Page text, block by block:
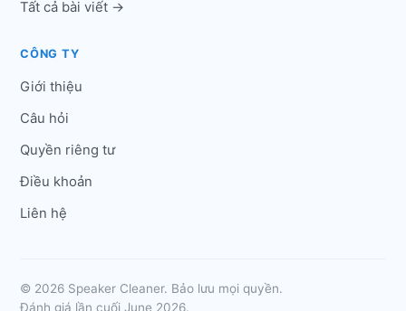
Tất cả bài viết →
CÔNG TY
Giới thiệu
Câu hỏi
Quyền riêng tư
Điều khoản
Liên hệ
© 2026 Speaker Cleaner. Bảo lưu mọi quyền.
Đánh giá lần cuối June 2026.